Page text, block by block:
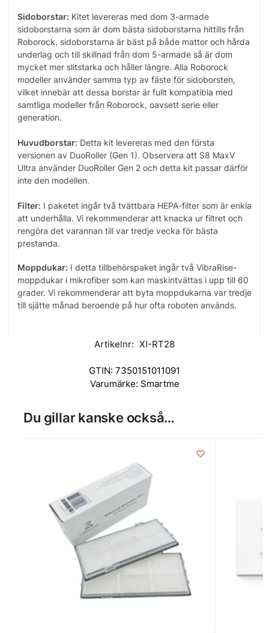
Sidoborstar: Kitet levereras med dom 3-armade
sidoborstarna som är dom bästa sidoborstarna hittills från
Roborock, sidoborstarna är bäst på både mattor och hårda
underlag och till skillnad från dom 5-armade så är dom
mycket mer slitstarka och håller längre. Alla Roborock
modeller använder samma typ av fäste för sidoborsten,
vilket innebär att dessa borstar är fullt kompatibla med
samtliga modeller från Roborock, oavsett serie eller
generation.
Huvudborstar: Detta kit levereras med den första
versionen av DuoRoller (Gen 1). Observera att S8 MaxV
Ultra använder DuoRoller Gen 2 och detta kit passar därför
inte den modellen.
Filter: I paketet ingår två tvättbara HEPA-filter som är enkla
att underhålla. Vi rekommenderar att knacka ur filtret och
rengöra det varannan till var tredje vecka för bästa
prestanda.
Moppdukar: I detta tillbehörspaket ingår två VibraRise-
moppdukar i mikrofiber som kan maskintvättas i upp till 60
grader. Vi rekommenderar att byta moppdukarna var tredje
till sjätte månad beroende på hur ofta roboten används.
Artikelnr: XI-RT28
GTIN: 7350151011091
Varumärke: Smartme
Du gillar kanske också…